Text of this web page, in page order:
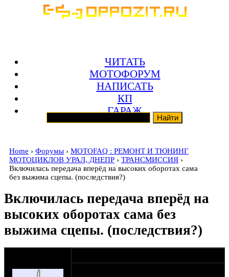
ЧИТАТЬ
МОТОФОРУМ
НАПИСАТЬ
КП
ГАРАЖ
Home › Форумы › MOTOFAQ : РЕМОНТ И ТЮНИНГ
МОТОЦИКЛОВ УРАЛ, ДНЕПР › ТРАНСМИССИЯ ›
Включилась передача вперёд на высоких оборотах сама
без выжима сцепы. (последствия?)
Включилась передача вперёд на
высоких оборотах сама без
выжима сцепы. (последствия?)